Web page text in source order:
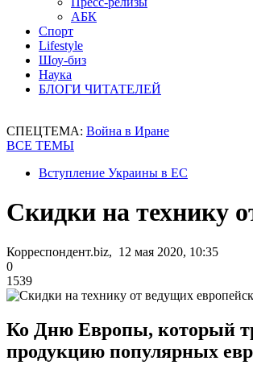
АБК
Спорт
Lifestyle
Шоу-биз
Наука
БЛОГИ ЧИТАТЕЛЕЙ
СПЕЦТЕМА: Война в Иране
ВСЕ ТЕМЫ
Вступление Украины в ЕС
Скидки на технику
Корреспондент.biz, 12 мая 2020, 10:35
0
1539
Ко Дню Европы, который
продукцию популярных